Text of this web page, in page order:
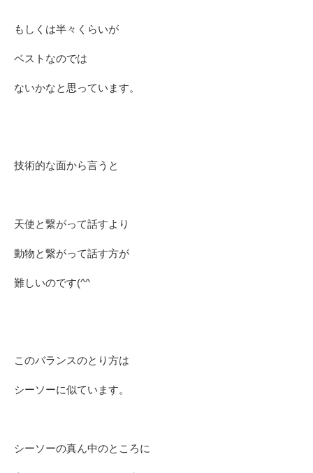
もしくは半々くらいが
ベストなのでは
ないかなと思っています。
技術的な面から言うと
天使と繋がって話すより
動物と繋がって話す方が
難しいのです(^^ゞ
このバランスのとり方は
シーソーに似ています。
シーソーの真ん中のところに